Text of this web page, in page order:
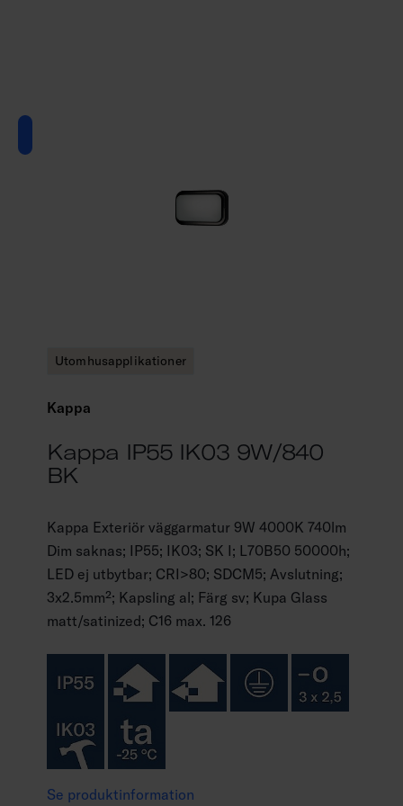
Utomhusapplikationer
Kappa
Kappa IP55 IK03 9W/840
BK
Kappa Exteriör väggarmatur 9W 4000K 740lm
Dim saknas; IP55; IK03; SK I; L70B50 50000h;
LED ej utbytbar; CRI>80; SDCM5; Avslutning;
3x2.5mm²; Kapsling al; Färg sv; Kupa Glass
matt/satinized; C16 max. 126
Se produktinformation